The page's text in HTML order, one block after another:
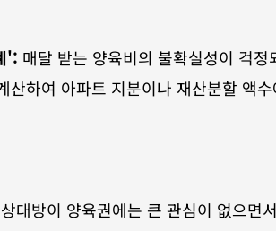
': 매달 받는 양육비의 불확실성이 걱
산하여 아파트 지분이나 재산분할 액
상대방이 양육권에는 큰 관심이 없으면